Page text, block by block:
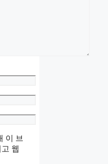
이 브
웹